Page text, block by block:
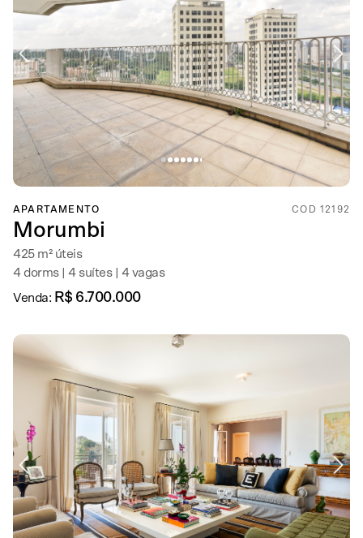
APARTAMENTO COD 12192
Morumbi
425 m² úteis
4 dorms | 4 suítes | 4 vagas
Venda: R$ 6.700.000